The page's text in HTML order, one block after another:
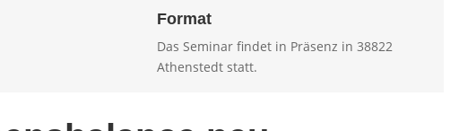
Format
Das Seminar findet in Präsenz in 38822
Athenstedt statt.